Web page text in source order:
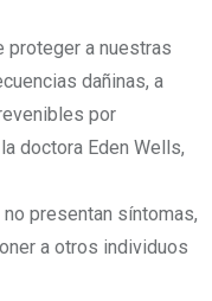
proteger a nuestras
dañinas, a
por
doctora Eden Wells,
presentan síntomas,
a otros individuos